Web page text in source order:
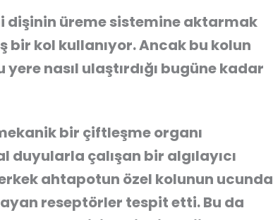
üreme sistemine aktarmak
bir kol kullanıyor. Ancak bu kolun
nasıl ulaştırdığı bugüne kadar
bir çiftleşme organı
duyularla çalışan bir algılayıcı
ahtapotun özel kolunun ucunda
reseptörler tespit etti. Bu da